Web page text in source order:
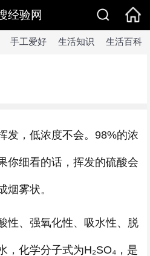
经验网
手工爱好 生活知识 生活百科
发，低浓度不会。98%的浓
你细看的话，挥发的硫酸会
烟雾状。
性、强氧化性、吸水性、脱
，化学分子式为H₂SO₄，是